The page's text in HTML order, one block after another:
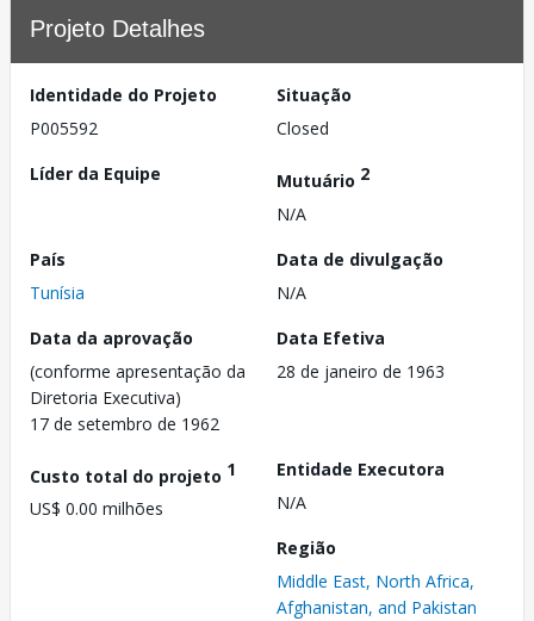
Projeto Detalhes
Identidade do Projeto
P005592
Situação
Closed
Líder da Equipe
Mutuário 2
N/A
País
Tunísia
Data de divulgação
N/A
Data da aprovação
(conforme apresentação da
Diretoria Executiva)
17 de setembro de 1962
Data Efetiva
28 de janeiro de 1963
Custo total do projeto 1
US$ 0.00 milhões
Entidade Executora
N/A
Região
Middle East, North Africa,
Afghanistan, and Pakistan